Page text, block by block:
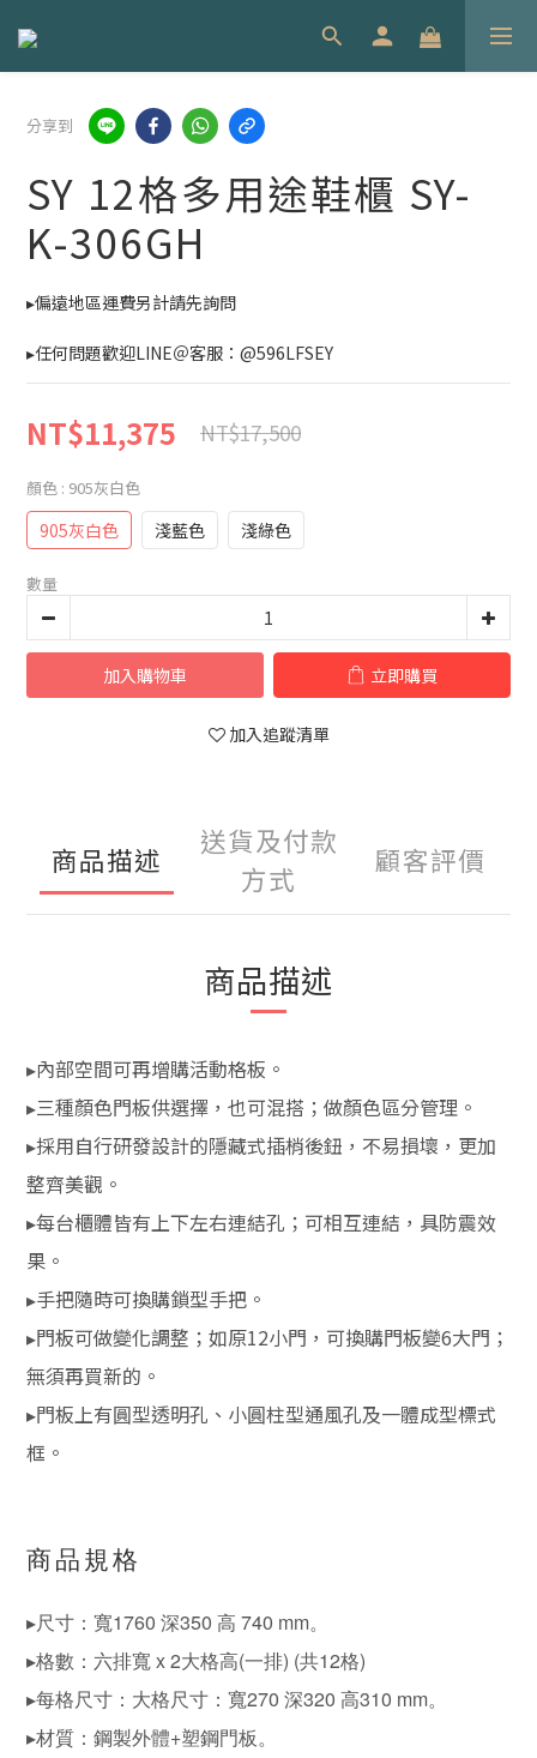
分享到
SY 12格多用途鞋櫃 SY-
K-306GH
▸偏遠地區運費另計請先詢問
▸任何問題歡迎LINE＠客服：@596LFSEY
NT$11,375 NT$17,500
顏色 : 905灰白色
905灰白色 淺藍色 淺綠色
數量
加入購物車 立即購買
加入追蹤清單
商品描述
送貨及付款
方式
顧客評價
商品描述
▸內部空間可再增購活動格板。
▸三種顏色門板供選擇，也可混搭；做顏色區分管理。
▸採用自行研發設計的隱藏式插梢後鈕，不易損壞，更加
整齊美觀。
▸每台櫃體皆有上下左右連結孔；可相互連結，具防震效
果。
▸手把隨時可換購鎖型手把。
▸門板可做變化調整；如原12小門，可換購門板變6大門；
無須再買新的。
▸門板上有圓型透明孔、小圓柱型通風孔及一體成型標式
框。
商品規格
▸尺寸：寬1760 深350 高 740 mm。
▸格數：六排寬 x 2大格高(一排) (共12格)
▸每格尺寸：大格尺寸：寬270 深320 高310 mm。
▸材質：鋼製外體+塑鋼門板。